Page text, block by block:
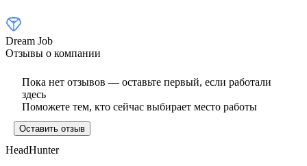
Dream Job
Отзывы о компании
Пока нет отзывов — оставьте первый, если работали
здесь
Поможете тем, кто сейчас выбирает место работы
Оставить отзыв
HeadHunter